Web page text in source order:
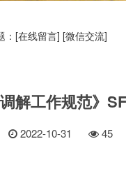
[在线留言] [微信交流]
调解工作规范》
2022-10-31 45